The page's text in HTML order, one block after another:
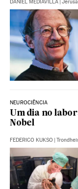
DANIEL MEDIAVILLA |
NEUROCIÊNCIA
Um dia no
Nobel
FEDERICO KUKSO |